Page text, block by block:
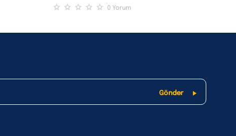
0 Yorum